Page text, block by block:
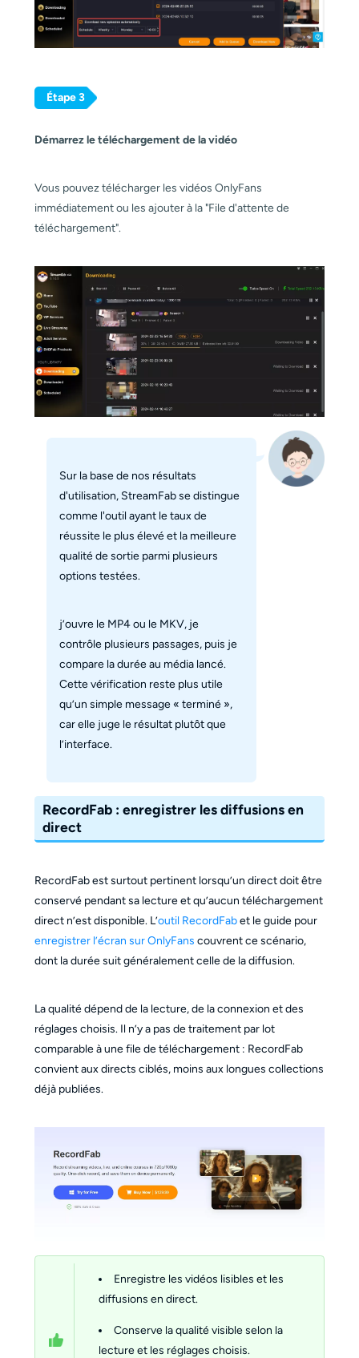
Étape 3
Démarrez le téléchargement de la vidéo
Vous pouvez télécharger les vidéos OnlyFans
immédiatement ou les ajouter à la "File d'attente de
téléchargement".
Sur la base de nos résultats
d'utilisation, StreamFab se distingue
comme l'outil ayant le taux de
réussite le plus élevé et la meilleure
qualité de sortie parmi plusieurs
options testées.
j’ouvre le MP4 ou le MKV, je
contrôle plusieurs passages, puis je
compare la durée au média lancé.
Cette vérification reste plus utile
qu’un simple message « terminé »,
car elle juge le résultat plutôt que
l’interface.
RecordFab : enregistrer les diffusions en
direct
RecordFab est surtout pertinent lorsqu’un direct doit être
conservé pendant sa lecture et qu’aucun téléchargement
direct n’est disponible. L’outil RecordFabet le guide pour
enregistrer l’écran sur OnlyFans couvrent ce scénario,
dont la durée suit généralement celle de la diffusion.
La qualité dépend de la lecture, de la connexion et des
réglages choisis. Il n’y a pas de traitement par lot
comparable à une file de téléchargement : RecordFab
convient aux directs ciblés, moins aux longues collections
déjà publiées.
Enregistre les vidéos lisibles et les
diffusions en direct.
Conserve la qualité visible selon la
lecture et les réglages choisis.